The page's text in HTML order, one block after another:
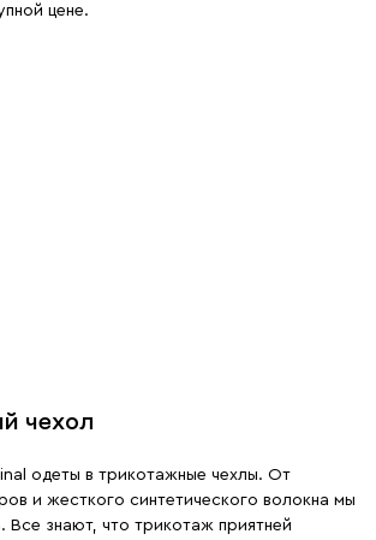
цене.
чехол
одеты в трикотажные чехлы. От
и жесткого синтетического волокна мы
Все знают, что трикотаж приятней